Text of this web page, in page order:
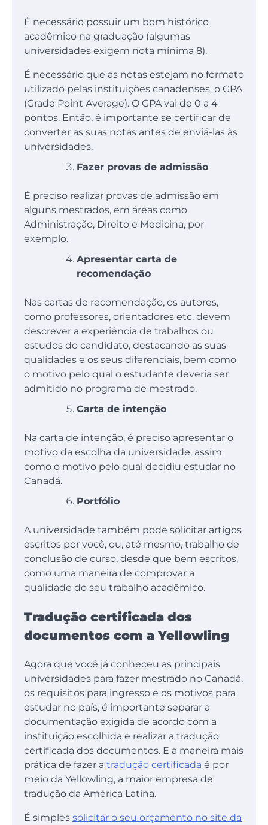
É necessário possuir um bom histórico
acadêmico na graduação (algumas
universidades exigem nota mínima 8).
É necessário que as notas estejam no formato
utilizado pelas instituições canadenses, o GPA
(Grade Point Average). O GPA vai de 0 a 4
pontos. Então, é importante se certificar de
converter as suas notas antes de enviá-las às
universidades.
Fazer provas de admissão
É preciso realizar provas de admissão em
alguns mestrados, em áreas como
Administração, Direito e Medicina, por
exemplo.
Apresentar carta de
recomendação
Nas cartas de recomendação, os autores,
como professores, orientadores etc. devem
descrever a experiência de trabalhos ou
estudos do candidato, destacando as suas
qualidades e os seus diferenciais, bem como
o motivo pelo qual o estudante deveria ser
admitido no programa de mestrado.
Carta de intenção
Na carta de intenção, é preciso apresentar o
motivo da escolha da universidade, assim
como o motivo pelo qual decidiu estudar no
Canadá.
Portfólio
A universidade também pode solicitar artigos
escritos por você, ou, até mesmo, trabalho de
conclusão de curso, desde que bem escritos,
como uma maneira de comprovar a
qualidade do seu trabalho acadêmico.
Tradução certificada dos
documentos com a Yellowling
Agora que você já conheceu as principais
universidades para fazer mestrado no Canadá,
os requisitos para ingresso e os motivos para
estudar no país, é importante separar a
documentação exigida de acordo com a
instituição escolhida e realizar a tradução
certificada dos documentos. E a maneira mais
prática de fazer a tradução certificada é por
meio da Yellowling, a maior empresa de
tradução da América Latina.
É simples solicitar o seu orçamento no site da